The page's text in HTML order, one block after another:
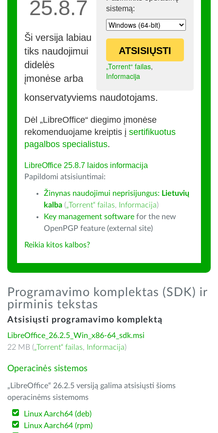
sistemą:
ATSISIŲSTI
„Torrent“ failas,
Informacija
25.8.7
Ši versija labiau
tiks naudojimui
didelės
įmonėse arba
konservatyviems naudotojams.
Dėl „LibreOffice“ diegimo įmonėse
rekomenduojame kreiptis į sertifikuotus
pagalbos specialistus.
LibreOffice 25.8.7 laidos informacija
Papildomi atsisiuntimai:
Žinynas naudojimui neprisijungus: Lietuvių
kalba („Torrent“ failas, Informacija)
Key management software for the new
OpenPGP feature (external site)
Reikia kitos kalbos?
Programavimo komplektas (SDK) ir
pirminis tekstas
Atsisiųsti programavimo komplektą
LibreOffice_26.2.5_Win_x86-64_sdk.msi
22 MB („Torrent“ failas, Informacija)
Operacinės sistemos
„LibreOffice“ 26.2.5 versiją galima atsisiųsti šioms
operacinėms sistemoms
Linux Aarch64 (deb)
Linux Aarch64 (rpm)